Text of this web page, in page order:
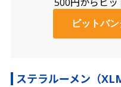
ビットバ
ステラルーメン（